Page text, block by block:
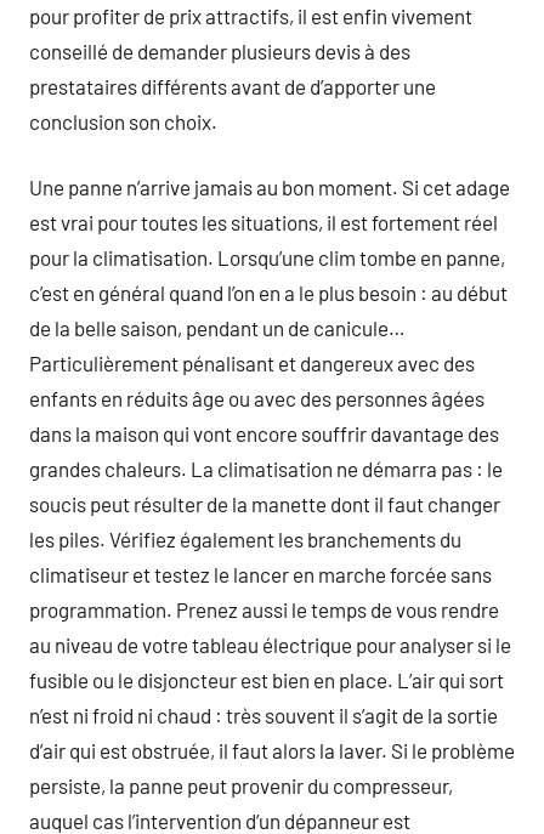
pour profiter de prix attractifs, il est enfin vivement
conseillé de demander plusieurs devis à des
prestataires différents avant de d’apporter une
conclusion son choix.
Une panne n’arrive jamais au bon moment. Si cet adage
est vrai pour toutes les situations, il est fortement réel
pour la climatisation. Lorsqu’une clim tombe en panne,
c’est en général quand l’on en a le plus besoin : au début
de la belle saison, pendant un de canicule…
Particulièrement pénalisant et dangereux avec des
enfants en réduits âge ou avec des personnes âgées
dans la maison qui vont encore souffrir davantage des
grandes chaleurs. La climatisation ne démarra pas : le
soucis peut résulter de la manette dont il faut changer
les piles. Vérifiez également les branchements du
climatiseur et testez le lancer en marche forcée sans
programmation. Prenez aussi le temps de vous rendre
au niveau de votre tableau électrique pour analyser si le
fusible ou le disjoncteur est bien en place. L’air qui sort
n’est ni froid ni chaud : très souvent il s’agit de la sortie
d’air qui est obstruée, il faut alors la laver. Si le problème
persiste, la panne peut provenir du compresseur,
auquel cas l’intervention d’un dépanneur est